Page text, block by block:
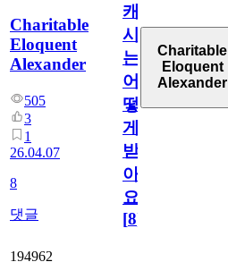
Charitable
Eloquent
Alexander
505
3
1
26.04.07
8
댓글
캐
시
는
어
떻
게
받
아
요.
[8]
Charitable
Eloquent
Alexander
194962